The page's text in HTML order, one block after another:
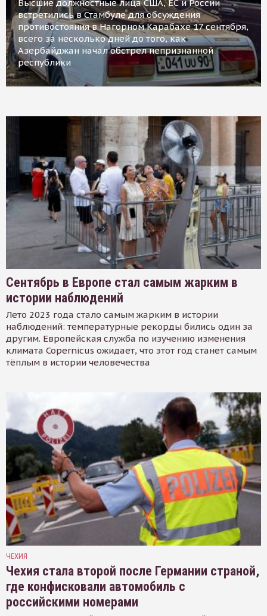
Высшие должностные лица США, ЕС и России
встретились в Стамбуле для обсуждения
противостояния в Нагорном Карабахе 17 сентября,
всего за несколько дней до того, как
Азербайджан начал обстрел непризнанной
республики
Сентябрь в Европе стал самым жарким в
истории наблюдений
Лето 2023 года стало самым жарким в истории
наблюдений: температурные рекорды бились один за
другим. Европейская служба по изучению изменения
климата Copernicus ожидает, что этот год станет самым
тёплым в истории человечества
ЧЕХИЯ
Чехия стала второй после Германии страной,
где конфисковали автомобиль с
российскими номерами